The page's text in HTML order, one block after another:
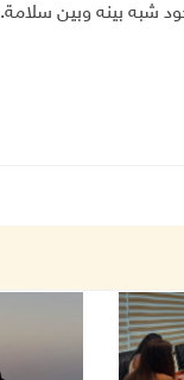
شبه بينه وبين سلامة.